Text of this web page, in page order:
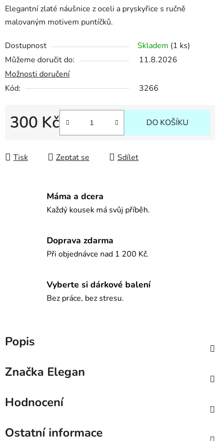
Elegantní zlaté náušnice z oceli a pryskyřice s ručně
malovaným motivem puntíčků.
Dostupnost Skladem (1 ks)
Můžeme doručit do:
11.8.2026
Možnosti doručení
Kód:
3266
300 Kč DO KOŠÍKU
Tisk Zeptat se Sdílet
Máma a dcera
Každý kousek má svůj příběh.
Doprava zdarma
Při objednávce nad 1 200 Kč.
Vyberte si dárkové balení
Bez práce, bez stresu.
Popis
Značka Elegan
Hodnocení
Ostatní informace